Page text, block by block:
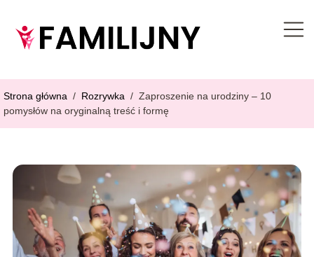
Strona główna / Rozrywka / Zaproszenie na urodziny – 10
pomysłów na oryginalną treść i formę